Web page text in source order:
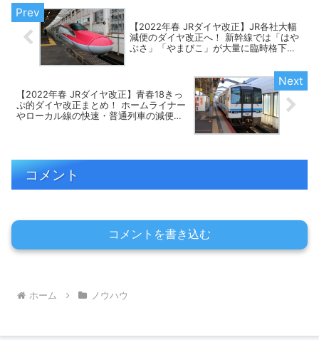
【2022年春 JRダイヤ改正】JR各社大幅
減便のダイヤ改正へ！ 新幹線では「はや
ぶさ」「やまびこ」が大量に臨時格下
【2022年春 JRダイヤ改正】青春18きっ
ぷ的ダイヤ改正まとめ！ ホームライナー
やローカル線の快速・普通列車の減便多
コメント
コメントを書き込む
ホーム ノウハウ